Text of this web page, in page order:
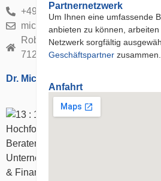
Partnernetzwerk
Um Ihnen eine umfassende
anbieten zu können,
Netzwerk sorgfältig
Geschäftspartner zusammen.
Anfahrt
+49 (0) 7152 566 89 60
michael.trompf@startup-
Robert-Bosch-Str. 11
71229 Leonberg-Warmbronn
Dr. Michael Trompf
Berater und Coach in den Bereichen
Unternehmensgründung,
& Finanzierung sowie Innovation